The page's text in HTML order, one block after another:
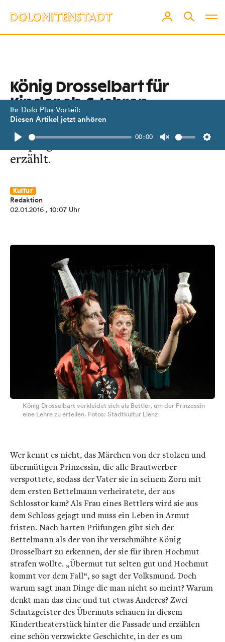
Ihr Dolo Plus Vorteil:
Diesen Artikel jetzt anhören
Play
00:00
Unmute
König Drosselbart für
Kinder ab 6 Jahren
Das bekannte Märchen wird im
Kolpingsaal als Kindertheaterstück
erzählt.
Kultur
Redaktion
02.01.2016 , 10:07 Uhr
König Drosselbart verkleidet sich als Bettler, um der Prinzessin
eine Lehre zu erteilen. Fotos: Stadtkultur Lienz
Wer kennt es nicht, das Märchen von der stolzen und
übermütigen Prinzessin, die alle Brautwerber
verspottete, sodass der Vater sie in seinem Zorn mit
dem ersten Bettelmann verheiratete, der ans
Schlosstor kam? Als Frau eines Bettlers wird sie aus
dem Schloss gejagt und muss ein Leben in Armut
fristen. Nach harten Prüfungen gibt sich der
Bettelmann als der von ihr verschmähte König
Drosselbart zu erkennen, der sie für ihren Hochmut
strafen wollte. „Übermut tut selten gut und Hochmut
kommt vor dem Fall“, so sagt der Volksmund. Doch
warum sagt man Dinge die man nicht so meint? Warum
denkt man das eine und tut etwas Anderes? Zwei
Schutzgeister des Übermuts schauen in diesem
Kindertheaterstück hinter die Fassade und erzählen
eine schön verzwickte Geschichte, in der es um